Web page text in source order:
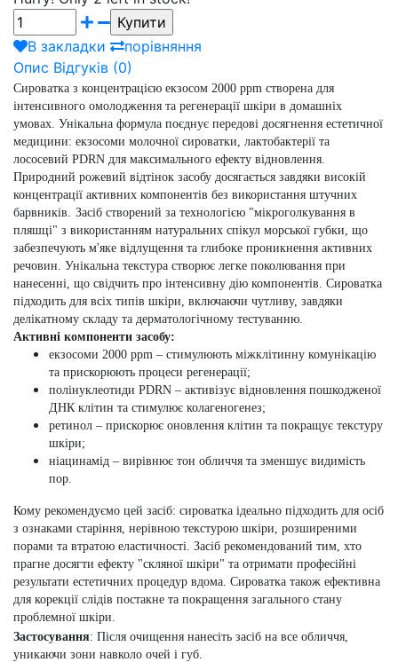
В закладки
порівняння
Опис Відгуків (0)
Сироватка з концентрацією екзосом 2000 ppm створена для
інтенсивного омолодження та регенерації шкіри в домашніх
умовах. Унікальна формула поєднує передові досягнення естетичної
медицини: екзосоми молочної сироватки, лактобактерії та
лососевий PDRN для максимального ефекту відновлення.
Природний рожевий відтінок засобу досягається завдяки високій
концентрації активних компонентів без використання штучних
барвників.
Засіб створений за технологією "мікроголкування в
пляшці" з використанням натуральних спікул морської губки, що
забезпечують м'яке відлущення та глибоке проникнення активних
речовин. Унікальна текстура створює легке поколювання при
нанесенні, що свідчить про інтенсивну дію компонентів. Сироватка
підходить для всіх типів шкіри, включаючи чутливу, завдяки
делікатному складу та дерматологічному тестуванню.
Активні компоненти засобу:
екзосоми 2000 ppm – стимулюють міжклітинну комунікацію
та прискорюють процеси регенерації;
полінуклеотиди PDRN – активізує відновлення пошкодженої
ДНК клітин та стимулює колагеногенез;
ретинол – прискорює оновлення клітин та покращує текстуру
шкіри;
ніацинамід – вирівнює тон обличчя та зменшує видимість
пор.
Кому рекомендуємо цей засіб: сироватка ідеально підходить для осіб
з ознаками старіння, нерівною текстурою шкіри, розширеними
порами та втратою еластичності. Засіб рекомендований тим, хто
прагне досягти ефекту "скляної шкіри" та отримати професійні
результати естетичних процедур вдома. Сироватка також ефективна
для корекції слідів постакне та покращення загального стану
проблемної шкіри.
Застосування: Після очищення нанесіть засіб на все обличчя,
уникаючи зони навколо очей і губ.